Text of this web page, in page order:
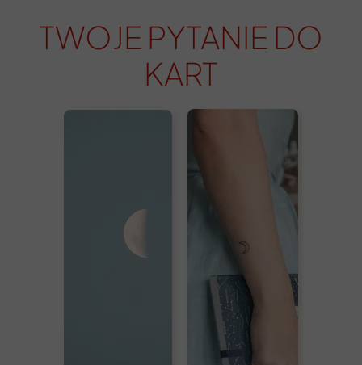
TWOJE PYTANIE DO
KART